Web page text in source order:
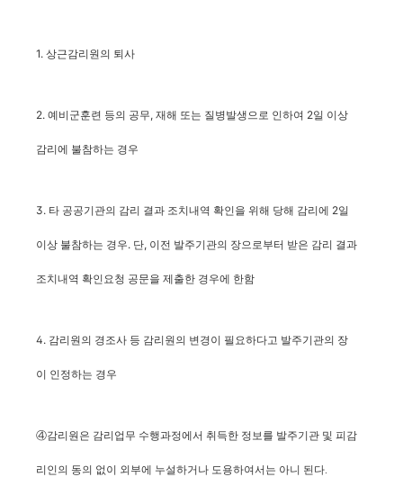
1. 상근감리원의 퇴사
2. 예비군훈련 등의 공무, 재해 또는 질병발생으로 인하여 2일 이상
감리에 불참하는 경우
3. 타 공공기관의 감리 결과 조치내역 확인을 위해 당해 감리에 2일
이상 불참하는 경우. 단, 이전 발주기관의 장으로부터 받은 감리 결과
조치내역 확인요청 공문을 제출한 경우에 한함
4. 감리원의 경조사 등 감리원의 변경이 필요하다고 발주기관의 장
이 인정하는 경우
④감리원은 감리업무 수행과정에서 취득한 정보를 발주기관 및 피감
리인의 동의 없이 외부에 누설하거나 도용하여서는 아니 된다.